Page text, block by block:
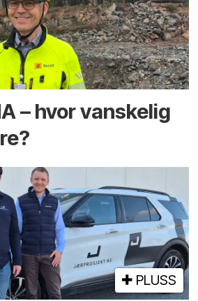
– hvor vanskelig
PLUSS